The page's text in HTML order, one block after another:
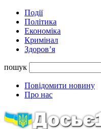
Події
Політика
Економіка
Кримінал
Здоров’я
пошук
Повідомити новину
Про нас